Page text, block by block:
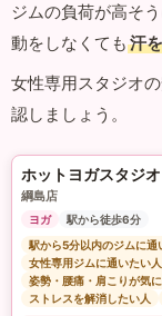
ジムの負荷が高そ
動をしなくても 汗
女性専用スタジオ
認しましょう。
ホットヨガスタジ
綱島店
ヨガ
駅から徒歩6分
駅から5分以内のジムに通
女性専用ジムに通いたい人
姿勢・腰痛・肩こりが気
ストレスを解消したい人